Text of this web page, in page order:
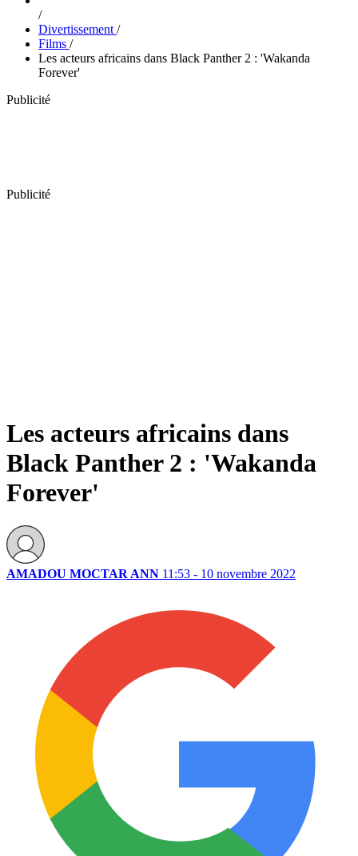
/
Divertissement /
Films /
Les acteurs africains dans Black Panther 2 : 'Wakanda
Forever'
Publicité
Publicité
Les acteurs africains dans
Black Panther 2 : 'Wakanda
Forever'
AMADOU MOCTAR ANN 11:53 - 10 novembre 2022